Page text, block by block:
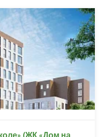
(ЖК «Дом на